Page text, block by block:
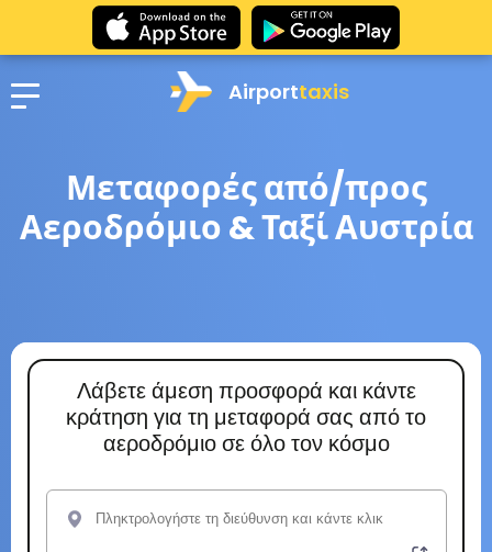
Airporttaxis
Μεταφορές από/προς
Αεροδρόμιο & Ταξί Αυστρία
Λάβετε άμεση προσφορά και κάντε
κράτηση για τη μεταφορά σας από το
αεροδρόμιο σε όλο τον κόσμο